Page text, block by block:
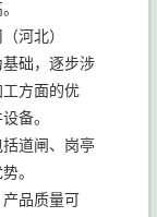
河北）
础，逐步涉
方面的优
备。
道闸、岗亭
。
品质量可